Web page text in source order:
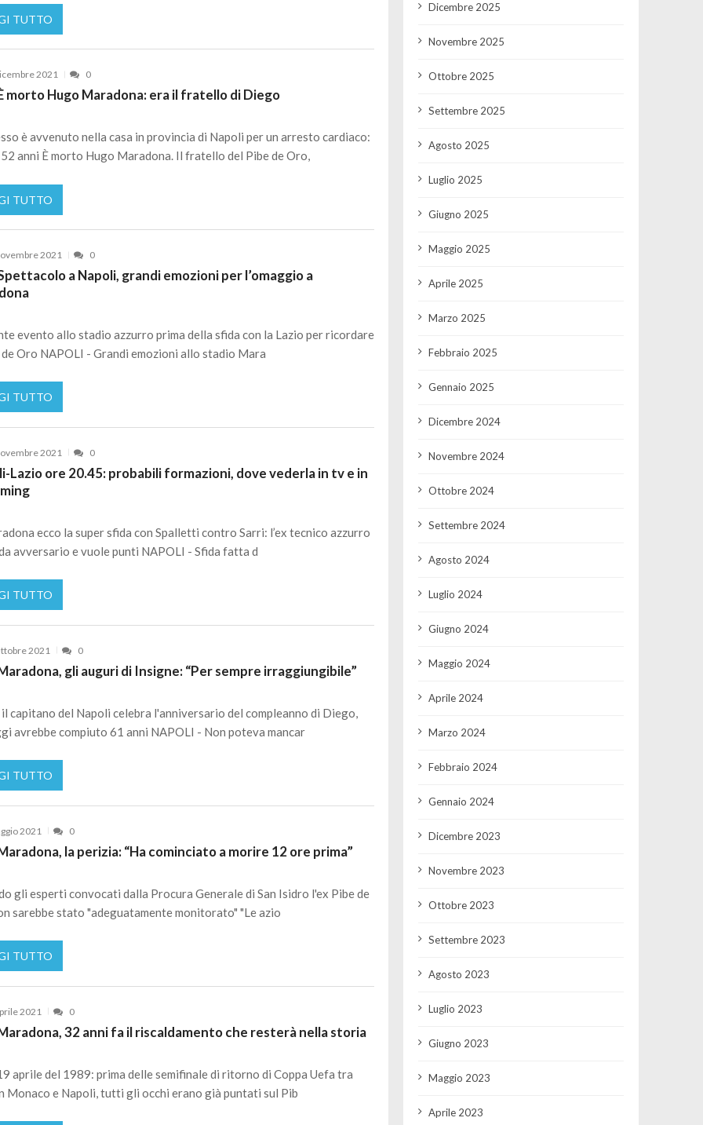
TUTTO
2021 0
morto Hugo Maradona: era il fratello di Diego
è avvenuto nella casa in provincia di Napoli per un arresto cardiaco:
anni È morto Hugo Maradona. Il fratello del Pibe de Oro,
TUTTO
2021 0
a Napoli, grandi emozioni per l’omaggio a
evento allo stadio azzurro prima della sfida con la Lazio per ricordare
Oro NAPOLI - Grandi emozioni allo stadio Mara
TUTTO
2021 0
Lazio ore 20.45: probabili formazioni, dove vederla in tv e in
ecco la super sfida con Spalletti contro Sarri: l’ex tecnico azzurro
avversario e vuole punti NAPOLI - Sfida fatta d
TUTTO
2021 0
gli auguri di Insigne: “Per sempre irraggiungibile”
capitano del Napoli celebra l'anniversario del compleanno di Diego,
avrebbe compiuto 61 anni NAPOLI - Non poteva mancar
TUTTO
2021 0
la perizia: “Ha cominciato a morire 12 ore prima”
gli esperti convocati dalla Procura Generale di San Isidro l'ex Pibe de
sarebbe stato "adeguatamente monitorato" "Le azio
TUTTO
2021 0
32 anni fa il riscaldamento che resterà nella storia
aprile del 1989: prima delle semifinale di ritorno di Coppa Uefa tra
Monaco e Napoli, tutti gli occhi erano già puntati sul Pib
Dicembre 2025
Novembre 2025
Ottobre 2025
Settembre 2025
Agosto 2025
Luglio 2025
Giugno 2025
Maggio 2025
Aprile 2025
Marzo 2025
Febbraio 2025
Gennaio 2025
Dicembre 2024
Novembre 2024
Ottobre 2024
Settembre 2024
Agosto 2024
Luglio 2024
Giugno 2024
Maggio 2024
Aprile 2024
Marzo 2024
Febbraio 2024
Gennaio 2024
Dicembre 2023
Novembre 2023
Ottobre 2023
Settembre 2023
Agosto 2023
Luglio 2023
Giugno 2023
Maggio 2023
Aprile 2023